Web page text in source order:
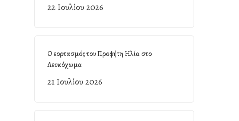
22 Ιουλίου 2026
Ο εορτασμός του Προφήτη Ηλία στο
Λευκόχωμα
21 Ιουλίου 2026